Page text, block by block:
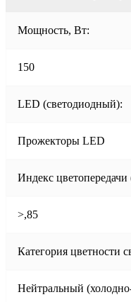
Мощность, Вт:
150
LED (светодиодный):
Прожекторы LED
Индекс цветопередачи
>,85
Категория цветности
Нейтральный